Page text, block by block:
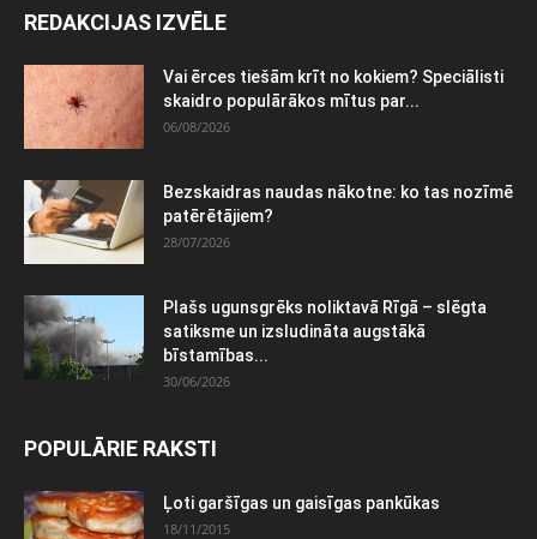
REDAKCIJAS IZVĒLE
Vai ērces tiešām krīt no kokiem? Speciālisti
skaidro populārākos mītus par...
06/08/2026
Bezskaidras naudas nākotne: ko tas nozīmē
patērētājiem?
28/07/2026
Plašs ugunsgrēks noliktavā Rīgā – slēgta
satiksme un izsludināta augstākā
bīstamības...
30/06/2026
POPULĀRIE RAKSTI
Ļoti garšīgas un gaisīgas pankūkas
18/11/2015